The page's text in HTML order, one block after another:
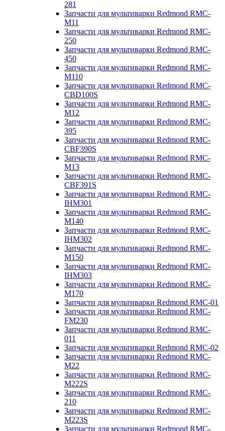
281
Запчасти для мультиварки Redmond RMC-
M11
Запчасти для мультиварки Redmond RMC-
250
Запчасти для мультиварки Redmond RMC-
450
Запчасти для мультиварки Redmond RMC-
M110
Запчасти для мультиварки Redmond RMC-
CBD100S
Запчасти для мультиварки Redmond RMC-
M12
Запчасти для мультиварки Redmond RMC-
395
Запчасти для мультиварки Redmond RMC-
CBF390S
Запчасти для мультиварки Redmond RMC-
M13
Запчасти для мультиварки Redmond RMC-
CBF391S
Запчасти для мультиварки Redmond RMC-
IHM301
Запчасти для мультиварки Redmond RMC-
M140
Запчасти для мультиварки Redmond RMC-
IHM302
Запчасти для мультиварки Redmond RMC-
M150
Запчасти для мультиварки Redmond RMC-
IHM303
Запчасти для мультиварки Redmond RMC-
M170
Запчасти для мультиварки Redmond RMC-01
Запчасти для мультиварки Redmond RMC-
FM230
Запчасти для мультиварки Redmond RMC-
011
Запчасти для мультиварки Redmond RMC-02
Запчасти для мультиварки Redmond RMC-
M22
Запчасти для мультиварки Redmond RMC-
M222S
Запчасти для мультиварки Redmond RMC-
210
Запчасти для мультиварки Redmond RMC-
M223S
Запчасти для мультиварки Redmond RMC-